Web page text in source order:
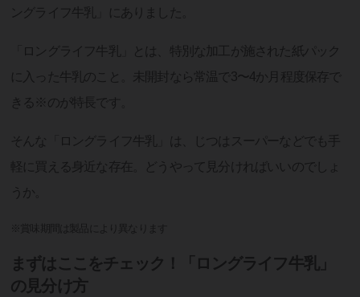
ングライフ牛乳」にありました。
「ロングライフ牛乳」とは、特別な加工が施された紙パック
に入った牛乳のこと。未開封なら常温で3〜4か月程度保存で
きる※のが特長です。
そんな「ロングライフ牛乳」は、じつはスーパーなどでも手
軽に買える身近な存在。どうやって見分ければいいのでしょ
うか。
※賞味期間は製品により異なります
まずはここをチェック！「ロングライフ牛乳」
の見分け方